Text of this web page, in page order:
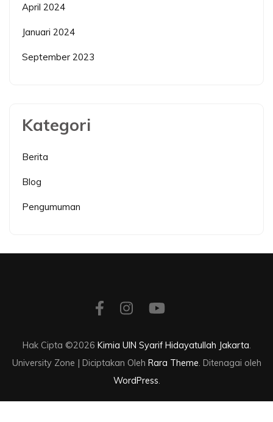
April 2024
Januari 2024
September 2023
Kategori
Berita
Blog
Pengumuman
Hak Cipta ©2026 Kimia UIN Syarif Hidayatullah Jakarta.
University Zone | Diciptakan Oleh Rara Theme. Ditenagai oleh
WordPress.